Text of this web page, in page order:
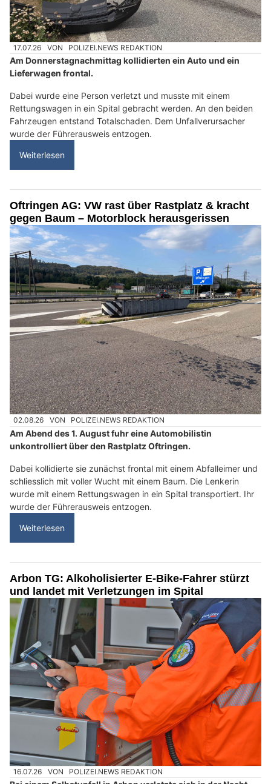
17.07.26 VON POLIZEI.NEWS REDAKTION
Am Donnerstagnachmittag kollidierten ein Auto und ein
Lieferwagen frontal.
Dabei wurde eine Person verletzt und musste mit einem
Rettungswagen in ein Spital gebracht werden. An den beiden
Fahrzeugen entstand Totalschaden. Dem Unfallverursacher
wurde der Führerausweis entzogen.
Weiterlesen
Oftringen AG: VW rast über Rastplatz & kracht
gegen Baum – Motorblock herausgerissen
02.08.26 VON POLIZEI.NEWS REDAKTION
Am Abend des 1. August fuhr eine Automobilistin
unkontrolliert über den Rastplatz Oftringen.
Dabei kollidierte sie zunächst frontal mit einem Abfalleimer und
schliesslich mit voller Wucht mit einem Baum. Die Lenkerin
wurde mit einem Rettungswagen in ein Spital transportiert. Ihr
wurde der Führerausweis entzogen.
Weiterlesen
Arbon TG: Alkoholisierter E-Bike-Fahrer stürzt
und landet mit Verletzungen im Spital
16.07.26 VON POLIZEI.NEWS REDAKTION